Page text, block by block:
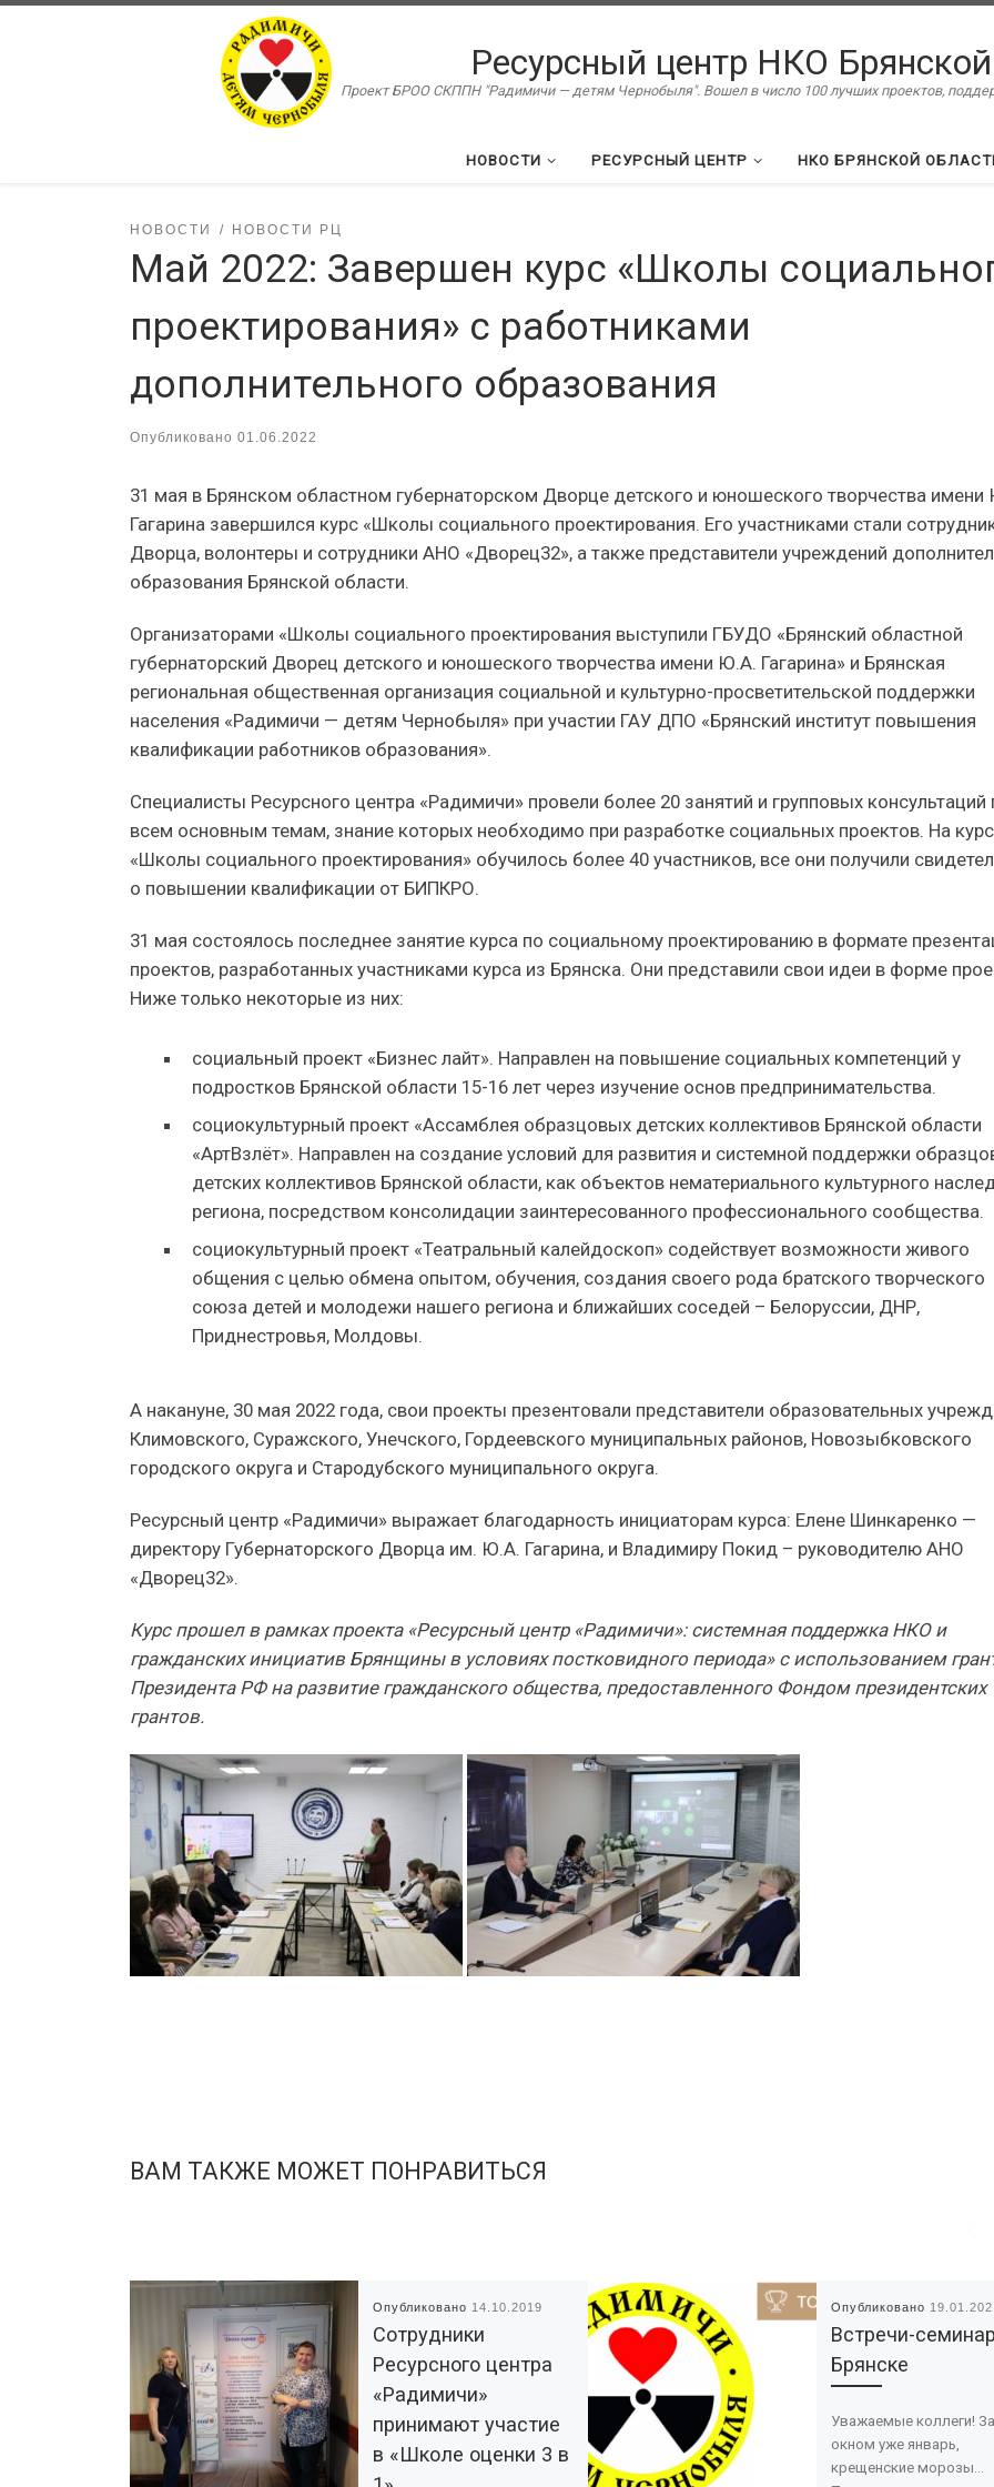
Ресурсный центр НКО
Проект БРОО СКППН "Радимичи — детям Чернобыля". Вошел в число 100 лучших проектов,
НОВОСТИ РЕСУРСНЫЙ ЦЕНТР НКО БРЯНСКОЙ
НОВОСТИ НОВОСТИ РЦ
Май 2022: Завершен курс «Школы
проектирования» с работниками
дополнительного образования
Опубликовано 01.06.2022
31 мая в Брянском областном губернаторском Дворце детского и юношеского творчества
Гагарина завершился курс «Школы социального проектирования. Его участниками стали
Дворца, волонтеры и сотрудники АНО «Дворец32», а также представители учреждений
образования Брянской области.
Организаторами «Школы социального проектирования выступили ГБУДО «Брянский областной
губернаторский Дворец детского и юношеского творчества имени Ю.А. Гагарина» и Брянская
региональная общественная организация социальной и культурно-просветительской поддержки
населения «Радимичи — детям Чернобыля» при участии ГАУ ДПО «Брянский институт повышения
квалификации работников образования».
Специалисты Ресурсного центра «Радимичи» провели более 20 занятий и групповых консультаций
всем основным темам, знание которых необходимо при разработке социальных проектов. На
«Школы социального проектирования» обучилось более 40 участников, все они получили
о повышении квалификации от БИПКРО.
31 мая состоялось последнее занятие курса по социальному проектированию в формате
проектов, разработанных участниками курса из Брянска. Они представили свои идеи в форме
Ниже только некоторые из них:
социальный проект «Бизнес лайт». Направлен на повышение социальных компетенций у
подростков Брянской области 15-16 лет через изучение основ предпринимательства.
социокультурный проект «Ассамблея образцовых детских коллективов Брянской области
«АртВзлёт». Направлен на создание условий для развития и системной поддержки
детских коллективов Брянской области, как объектов нематериального культурного
региона, посредством консолидации заинтересованного профессионального сообщества.
социокультурный проект «Театральный калейдоскоп» содействует возможности живого
общения с целью обмена опытом, обучения, создания своего рода братского творческого
союза детей и молодежи нашего региона и ближайших соседей – Белоруссии, ДНР,
Приднестровья, Молдовы.
А накануне, 30 мая 2022 года, свои проекты презентовали представители образовательных
Климовского, Суражского, Унечского, Гордеевского муниципальных районов, Новозыбковского
городского округа и Стародубского муниципального округа.
Ресурсный центр «Радимичи» выражает благодарность инициаторам курса: Елене Шинкаренко —
директору Губернаторского Дворца им. Ю.А. Гагарина, и Владимиру Покид – руководителю АНО
«Дворец32».
Курс прошел в рамках проекта «Ресурсный центр «Радимичи»: системная поддержка НКО и
гражданских инициатив Брянщины в условиях постковидного периода» с использованием
Президента РФ на развитие гражданского общества, предоставленного Фондом президентских
грантов.
ВАМ ТАКЖЕ МОЖЕТ ПОНРАВИТЬСЯ
Опубликовано 14.10.2019
Сотрудники
Ресурсного центра
«Радимичи»
принимают участие
в «Школе оценки 3 в
Опубликовано
Встречи-
Брянске
Уважаемые коллеги! За
окном уже январь,
крещенские морозы…